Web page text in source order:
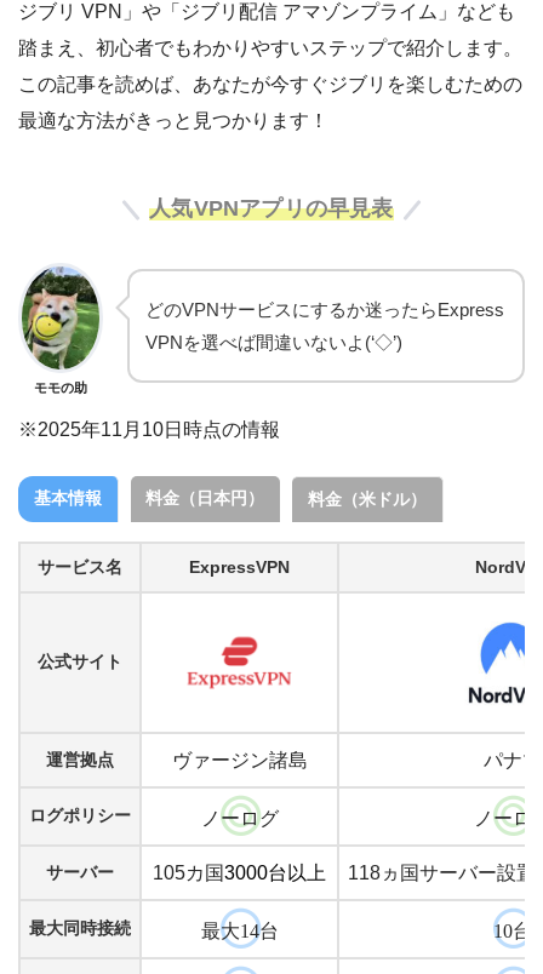
ジブリ VPN」や「ジブリ配信 アマゾンプライム」なども
踏まえ、初心者でもわかりやすいステップで紹介します。
この記事を読めば、あなたが今すぐジブリを楽しむための
最適な方法がきっと見つかります！
人気VPNアプリの早見表
モモの助
どのVPNサービスにするか迷ったらExpress
VPNを選べば間違いないよ(‘◇’)ゞ
※2025年11月10日時点の情報
基本情報 料金（日本円） 料金（米ドル）
サービス名 ExpressVPN
公式サイト
運営拠点 ヴァージン諸島 パナマ
ログポリシー ノーログ ノーロ
サーバー 105カ国3000台以上 118ヵ国サーバー設置
最大同時接続 最大14台 10台